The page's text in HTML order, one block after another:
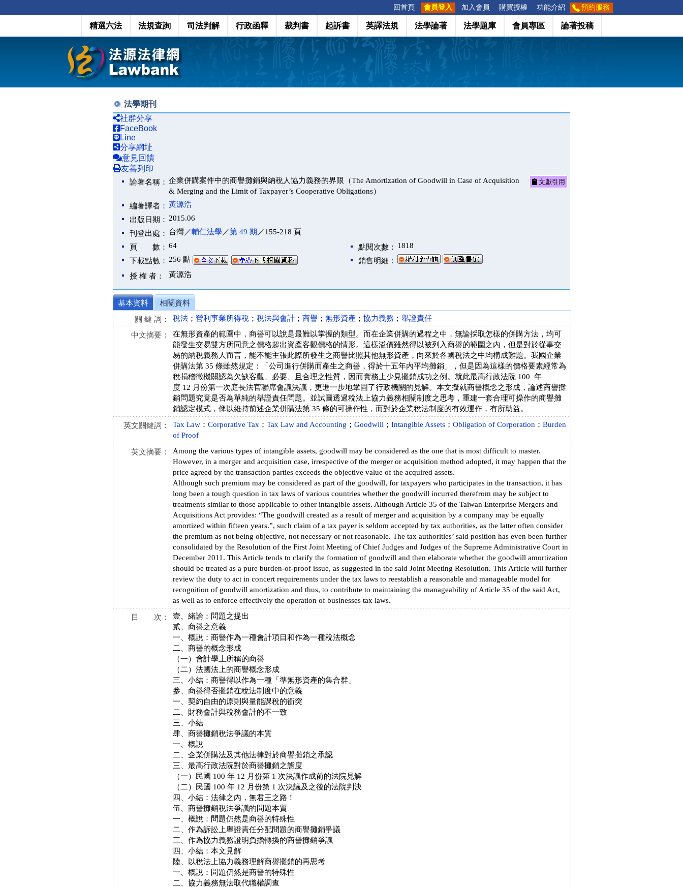
回首頁 會員登入 加入會員 購買授權 功能介紹 預約服務
精選六法 法規查詢 司法判解 行政函釋 裁判書 起訴書 英譯法規 法學論著 法學題庫 會員專區 論著投稿
法學期刊
社群分享
FaceBook
Line
分享網址
意見回饋
友善列印
論著名稱： 企業併購案件中的商譽攤銷與納稅人協力義務的界限（The Amortization of Goodwill in Case of Acquisition
& Merging and the Limit of Taxpayer’s Cooperative Obligations）
文獻引用
編著譯者： 黃源浩
出版日期： 2015.06
刊登出處： 台灣／輔仁法學／第 49 期 ／155-218 頁
頁 數： 64 點閱次數： 1818
下載點數： 256 點
銷售明細：
授 權 者：
黃源浩
基本資料
相關資料
關 鍵 詞：
稅法 ； 營利事業所得稅 ； 稅法與會計 ； 商譽 ； 無形資產 ； 協力義務 ； 舉證責任
中文摘要：
在無形資產的範圍中，商譽可以說是最難以掌握的類型。而在企業併購的過程之中，無論採取怎樣的併購方法，均可
能發生交易雙方所同意之價格超出資產客觀價格的情形。這樣溢價雖然得以被列入商譽的範圍之內，但是對於從事交
易的納稅義務人而言，能不能主張此際所發生之商譽比照其他無形資產，向來於各國稅法之中均構成難題。我國企業
併購法第 35 條雖然規定：「公司進行併購而產生之商譽，得於十五年內平均攤銷」，但是因為這樣的價格要素經常為
稅捐稽徵機關認為欠缺客觀、必要、且合理之性質，因而實務上少見攤銷成功之例。就此最高行政法院 100 年
度 12 月份第一次庭長法官聯席會議決議，更進一步地鞏固了行政機關的見解。本文擬就商譽概念之形成，論述商譽攤
銷問題究竟是否為單純的舉證責任問題。並試圖透過稅法上協力義務相關制度之思考，重建一套合理可操作的商譽攤
銷認定模式，俾以維持前述企業併購法第 35 條的可操作性，而對於企業稅法制度的有效運作，有所助益。
英文關鍵詞： Tax Law ； Corporative Tax ； Tax Law and Accounting ； Goodwill ； Intangible Assets ； Obligation of Corporation ； Burden
of Proof
英文摘要：
Among the various types of intangible assets, goodwill may be considered as the one that is most difficult to master.
However, in a merger and acquisition case, irrespective of the merger or acquisition method adopted, it may happen that the
price agreed by the transaction parties exceeds the objective value of the acquired assets.
Although such premium may be considered as part of the goodwill, for taxpayers who participates in the transaction, it has
long been a tough question in tax laws of various countries whether the goodwill incurred therefrom may be subject to
treatments similar to those applicable to other intangible assets. Although Article 35 of the Taiwan Enterprise Mergers and
Acquisitions Act provides: “The goodwill created as a result of merger and acquisition by a company may be equally
amortized within fifteen years.”, such claim of a tax payer is seldom accepted by tax authorities, as the latter often consider
the premium as not being objective, not necessary or not reasonable. The tax authorities’ said position has even been further
consolidated by the Resolution of the First Joint Meeting of Chief Judges and Judges of the Supreme Administrative Court in
December 2011. This Article tends to clarify the formation of goodwill and then elaborate whether the goodwill amortization
should be treated as a pure burden-of-proof issue, as suggested in the said Joint Meeting Resolution. This Article will further
review the duty to act in concert requirements under the tax laws to reestablish a reasonable and manageable model for
recognition of goodwill amortization and thus, to contribute to maintaining the manageability of Article 35 of the said Act,
as well as to enforce effectively the operation of businesses tax laws.
目 次：
壹、緒論：問題之提出
貳、商譽之意義
一、概說：商譽作為一種會計項目和作為一種稅法概念
二、商譽的概念形成
（一）會計學上所稱的商譽
（二）法國法上的商譽概念形成
三、小結：商譽得以作為一種「準無形資產的集合群」
參、商譽得否攤銷在稅法制度中的意義
一、契約自由的原則與量能課稅的衝突
二、財務會計與稅務會計的不一致
三、小結
肆、商譽攤銷稅法爭議的本質
一、概說
二、企業併購法及其他法律對於商譽攤銷之承認
三、最高行政法院對於商譽攤銷之態度
（一）民國 100 年 12 月份第 1 次決議作成前的法院見解
（二）民國 100 年 12 月份第 1 次決議及之後的法院判決
四、小結：法律之內，無君王之路！
伍、商譽攤銷稅法爭議的問題本質
一、概說：問題仍然是商譽的特殊性
二、作為訴訟上舉證責任分配問題的商譽攤銷爭議
三、作為協力義務證明負擔轉換的商譽攤銷爭議
四、小結：本文見解
陸、以稅法上協力義務理解商譽攤銷的再思考
一、概說：問題仍然是商譽的特殊性
二、協力義務無法取代職權調查